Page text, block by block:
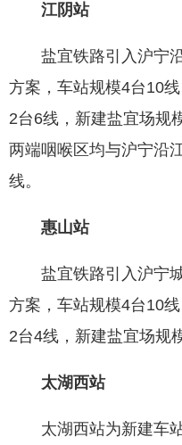
江阴站
盐宜铁路引入沪宁沿
方案，车站规模4台10
2台6线，新建盐宜场规
两端咽喉区均与沪宁沿
线。
惠山站
盐宜铁路引入沪宁城
方案，车站规模4台10
2台4线，新建盐宜场规
太湖西站
太湖西站为新建车站